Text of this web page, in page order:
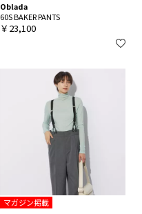
Oblada
60S BAKER PANTS
￥23,100
マガジン掲載